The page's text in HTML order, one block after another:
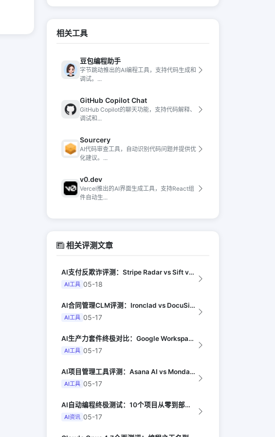
相关工具
豆包编程助手
字节跳动推出的AI编程工具，支持代码生成和
调试。...
GitHub Copilot Chat
GitHub Copilot的聊天功能，支持代码解释、
调试和...
Sourcery
AI代码审查工具，自动识别代码问题并提供优
化建议。...
v0.dev
Vercel推出的AI界面生成工具，支持React组
件自动生...
相关评测文章
AI支付反欺诈评测：Stripe Radar vs Sift vs Signif...
AI工具 05-18
AI合同管理CLM评测：Ironclad vs DocuSign AI vs I...
AI工具 05-17
AI生产力套件终极对比：Google Workspace AI vs Micro...
AI工具 05-17
AI项目管理工具评测：Asana AI vs Monday AI vs Clic...
AI工具 05-17
AI自动编程终极测试：10个项目从零到部署全由AI完成（Y Combinator...
AI资讯 05-17